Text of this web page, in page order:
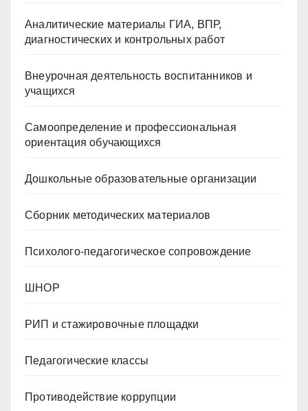
Аналитические материалы ГИА, ВПР,
диагностических и контрольных работ
Внеурочная деятельность воспитанников и
учащихся
Самоопределение и профессиональная
ориентация обучающихся
Дошкольные образовательные организации
Сборник методических материалов
Психолого-педагогическое сопровождение
ШНОР
РИП и стажировочные площадки
Педагогические классы
Противодействие коррупции